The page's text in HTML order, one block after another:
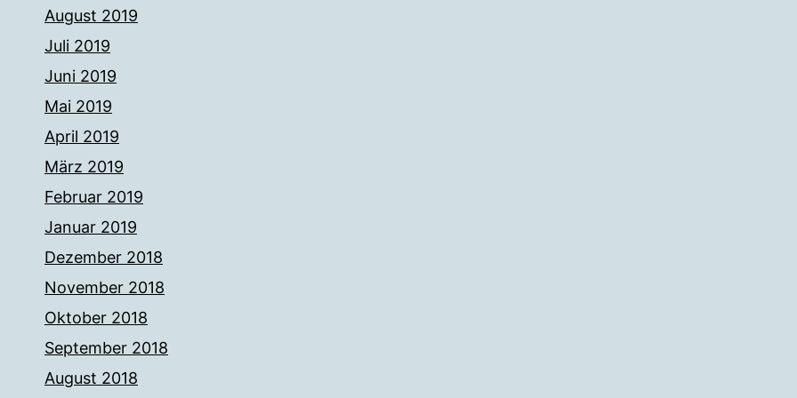
August 2019
Juli 2019
Juni 2019
Mai 2019
April 2019
März 2019
Februar 2019
Januar 2019
Dezember 2018
November 2018
Oktober 2018
September 2018
August 2018